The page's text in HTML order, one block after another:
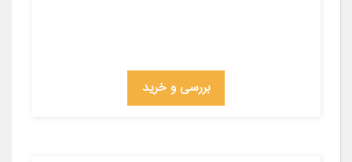
بررسی و خرید